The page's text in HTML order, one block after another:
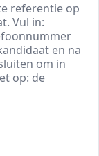
referentie op
Vul in:
en na
om in
op: de